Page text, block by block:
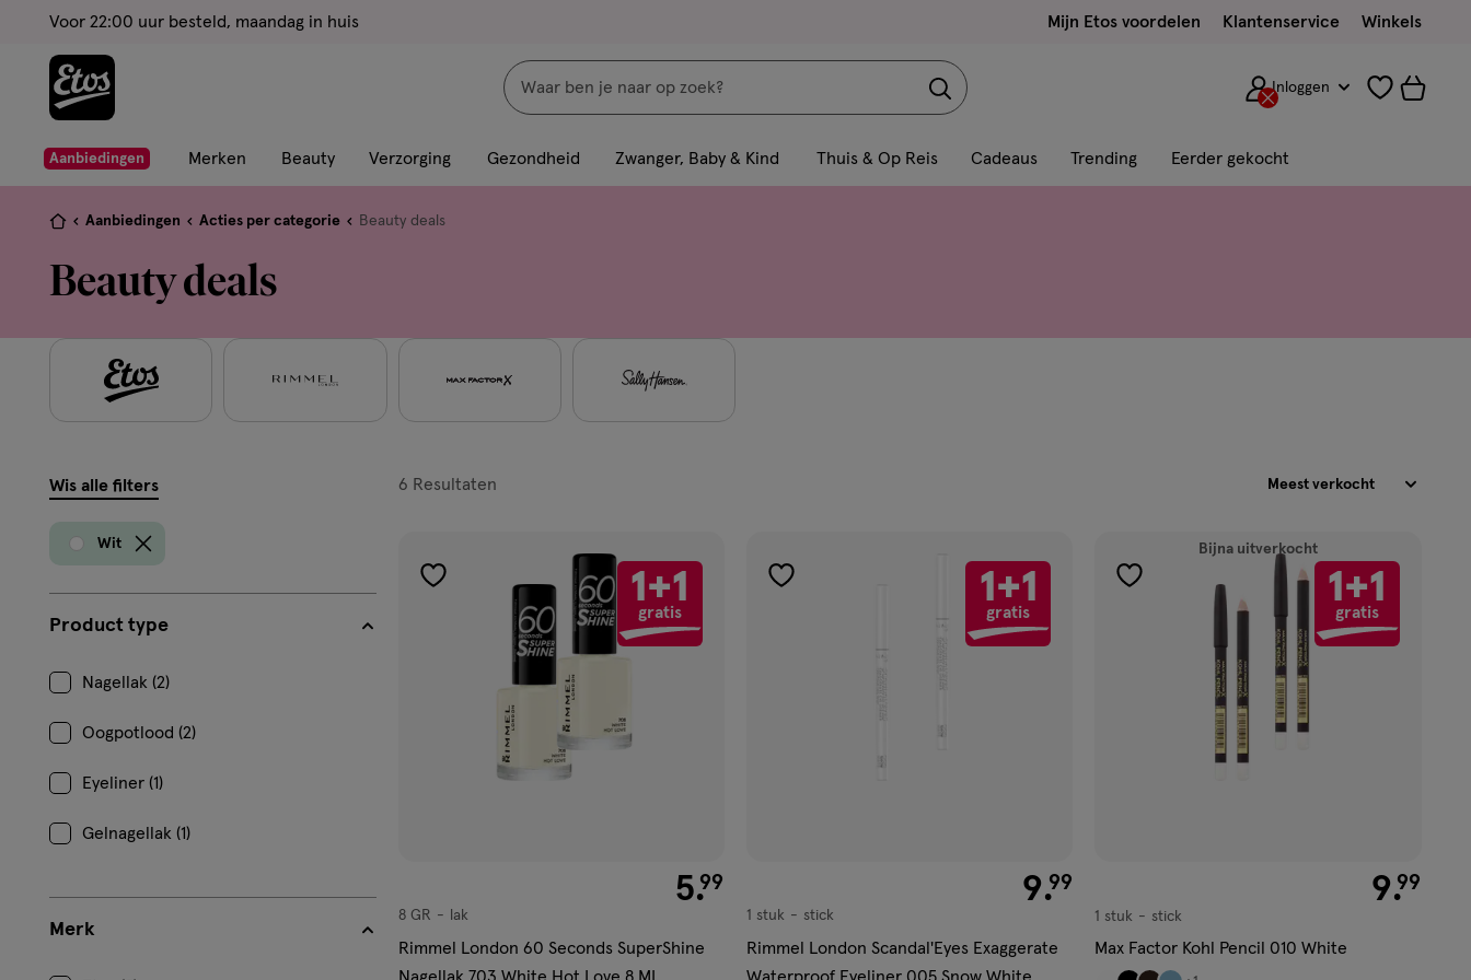
ga
de
hoofd
ga
naar
de
ga
naar
footer
Voor 22:00 uur besteld, maandag in huis Mijn Etos voordelen Klantenservice Winkels
Zoeken
met
dit
geavanceerde
zoekopties
Inloggen
Aanbiedingen Merken Beauty Verzorging Gezondheid Zwanger, Baby & Kind Thuis & Op Reis Cadeaus Trending Eerder gekocht
Je
hier:
Aanbiedingen Acties per categorie Beauty deals
Beauty deals
filters
Wis alle filters
Wit
Product type
Nagellak (2)
Oogpotlood (2)
Eyeliner (1)
Gelnagellak (1)
Merk
6 Resultaten
producten
1+1
gratis
toevoegen
€ 5.99
5.99
lak
8 GR lak
Rimmel London 60 Seconds SuperShine
1+1
gratis
toevoegen
€ 9.99
9.99
stick
1 stuk stick
Rimmel London Scandal'Eyes Exaggerate
Bijna uitverkocht
1+1
gratis
toevoegen
€ 9.99
9.99
stick
1 stuk stick
Max Factor Kohl Pencil 010 White